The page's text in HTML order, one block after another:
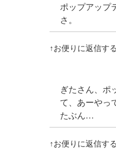
ポップアップ
さ。
↑お便りに返信す
ぎたさん、ポ
て、あーやっ
たぶん…
↑お便りに返信す